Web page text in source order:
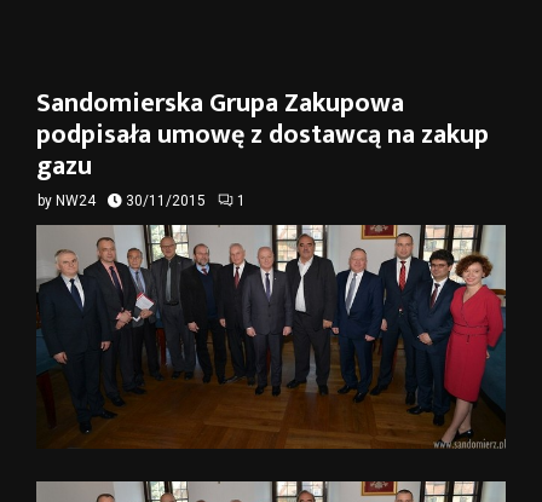
Sandomierska Grupa Zakupowa
podpisała umowę z dostawcą na zakup
gazu
by NW24 30/11/2015 1